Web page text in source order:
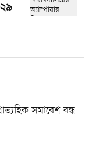
সমাবেশ বন্ধ